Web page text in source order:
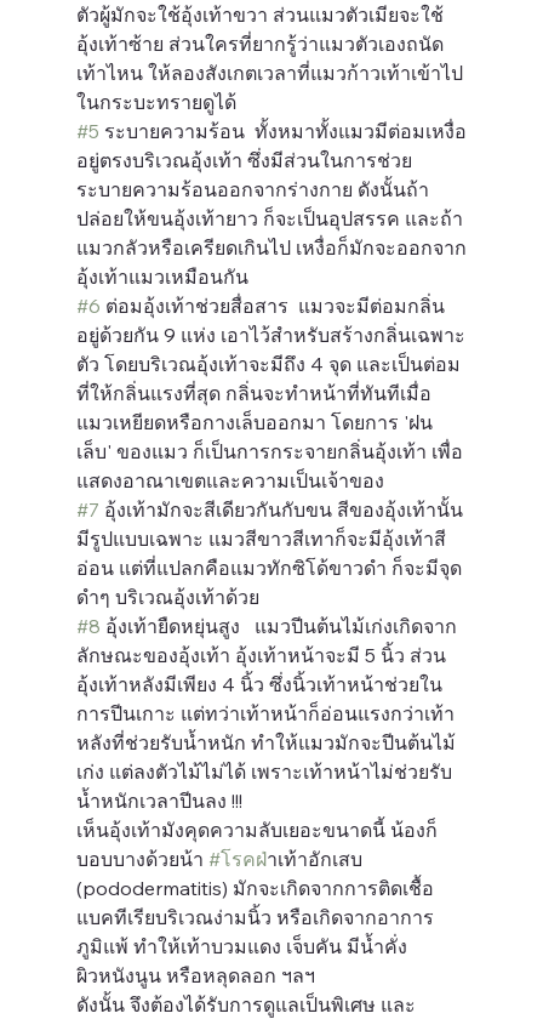
ตัวผู้มักจะใช้อุ้งเท้าขวา ส่วนแมวตัวเมียจะใช้
อุ้งเท้าซ้าย ส่วนใครที่ยากรู้ว่าแมวตัวเองถนัด
เท้าไหน ให้ลองสังเกตเวลาที่แมวก้าวเท้าเข้าไป
ในกระบะทรายดูได้
#5 ระบายความร้อน ทั้งหมาทั้งแมวมีต่อมเหงื่อ
อยู่ตรงบริเวณอุ้งเท้า ซึ่งมีส่วนในการช่วย
ระบายความร้อนออกจากร่างกาย ดังนั้นถ้า
ปล่อยให้ขนอุ้งเท้ายาว ก็จะเป็นอุปสรรค และถ้า
แมวกลัวหรือเครียดเกินไป เหงื่อก็มักจะออกจาก
อุ้งเท้าแมวเหมือนกัน
#6 ต่อมอุ้งเท้าช่วยสื่อสาร แมวจะมีต่อมกลิ่น
อยู่ด้วยกัน 9 แห่ง เอาไว้สำหรับสร้างกลิ่นเฉพาะ
ตัว โดยบริเวณอุ้งเท้าจะมีถึง 4 จุด และเป็นต่อม
ที่ให้กลิ่นแรงที่สุด กลิ่นจะทำหน้าที่ทันทีเมื่อ
แมวเหยียดหรือกางเล็บออกมา โดยการ 'ฝน
เล็บ' ของแมว ก็เป็นการกระจายกลิ่นอุ้งเท้า เพื่อ
แสดงอาณาเขตและความเป็นเจ้าของ
#7 อุ้งเท้ามักจะสีเดียวกันกับขน สีของอุ้งเท้านั้น
มีรูปแบบเฉพาะ แมวสีขาวสีเทาก็จะมีอุ้งเท้าสี
อ่อน แต่ที่แปลกคือแมวทักซิโด้ขาวดำ ก็จะมีจุด
ดำๆ บริเวณอุ้งเท้าด้วย
#8 อุ้งเท้ายืดหยุ่นสูง แมวปีนต้นไม้เก่งเกิดจาก
ลักษณะของอุ้งเท้า อุ้งเท้าหน้าจะมี 5 นิ้ว ส่วน
อุ้งเท้าหลังมีเพียง 4 นิ้ว ซึ่งนิ้วเท้าหน้าช่วยใน
การปีนเกาะ แต่ทว่าเท้าหน้าก็อ่อนแรงกว่าเท้า
หลังที่ช่วยรับน้ำหนัก ทำให้แมวมักจะปีนต้นไม้
เก่ง แต่ลงตัวไม้ไม่ได้ เพราะเท้าหน้าไม่ช่วยรับ
น้ำหนักเวลาปีนลง !!!
เห็นอุ้งเท้ามังคุดความลับเยอะขนาดนี้ น้องก็
บอบบางด้วยน้า #โรคฝ่าเท้าอักเสบ
(pododermatitis) มักจะเกิดจากการติดเชื้อ
แบคทีเรียบริเวณง่ามนิ้ว หรือเกิดจากอาการ
ภูมิแพ้ ทำให้เท้าบวมแดง เจ็บคัน มีน้ำคั่ง
ผิวหนังนูน หรือหลุดลอก ฯลฯ
ดังนั้น จึงต้องได้รับการดูแลเป็นพิเศษ และ